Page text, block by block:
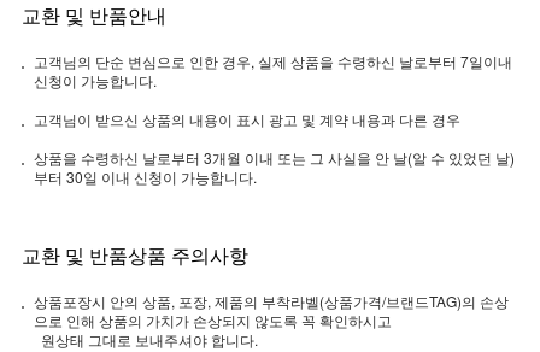
교환 및 반품안내
고객님의 단순 변심으로 인한 경우, 실제 상품을 수령하신 날로부터 7일이내
신청이 가능합니다.
고객님이 받으신 상품의 내용이 표시 광고 및 계약 내용과 다른 경우
상품을 수령하신 날로부터 3개월 이내 또는 그 사실을 안 날(알 수 있었던 날)
부터 30일 이내 신청이 가능합니다.
교환 및 반품상품 주의사항
상품포장시 안의 상품, 포장, 제품의 부착라벨(상품가격/브랜드TAG)의 손상
으로 인해 상품의 가치가 손상되지 않도록 꼭 확인하시고
원상태 그대로 보내주셔야 합니다.